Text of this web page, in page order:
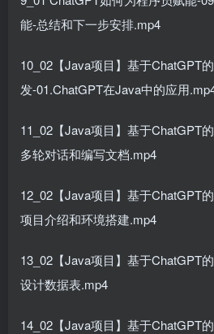
能-总结和下一步安排.mp4
10_02【Java项目】基于ChatGPT
发-01.ChatGPT在Java中的应用
11_02【Java项目】基于ChatGPT
多轮对话和编写文档.mp4
12_02【Java项目】基于ChatGPT
项目介绍和环境搭建.mp4
13_02【Java项目】基于ChatGPT
设计数据表.mp4
14_02【Java项目】基于ChatGPT